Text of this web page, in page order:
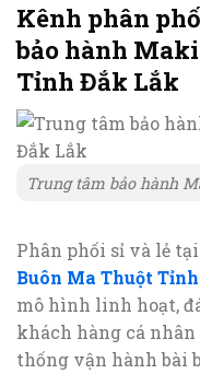
Kênh phân
bảo hành
Tỉnh Đắk Lắk
Trung tâm bảo hành
Phân phối sỉ và lẻ tại
Buôn Ma Thuột
mô hình linh hoạt,
khách hàng cá
thống vận hành bài